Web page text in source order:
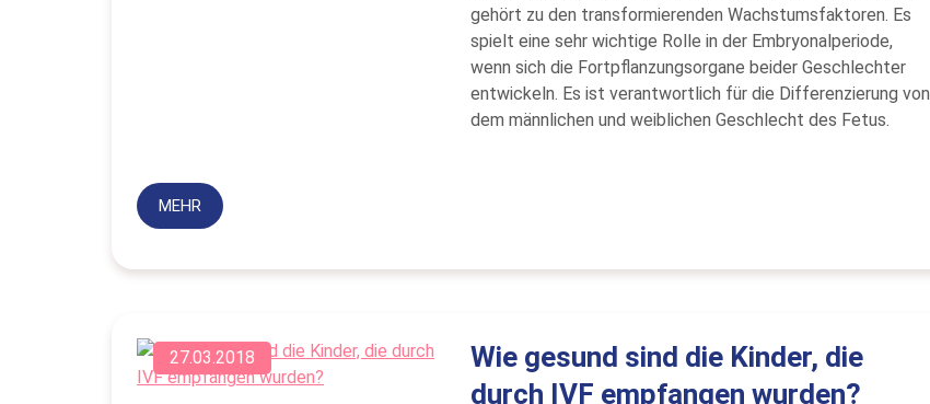
gehört zu den transformierenden Wachstumsfaktoren. Es
spielt eine sehr wichtige Rolle in der Embryonalperiode,
wenn sich die Fortpflanzungsorgane beider Geschlechter
entwickeln. Es ist verantwortlich für die Differenzierung von
dem männlichen und weiblichen Geschlecht des Fetus.
MEHR
27.03.2018
Wie gesund sind die Kinder, die
durch IVF empfangen wurden?